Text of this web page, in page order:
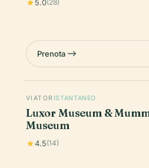
5.0(28)
Prenota
VIATOR ISTANTANEO
Luxor Museum &
Museum
4.5(14)